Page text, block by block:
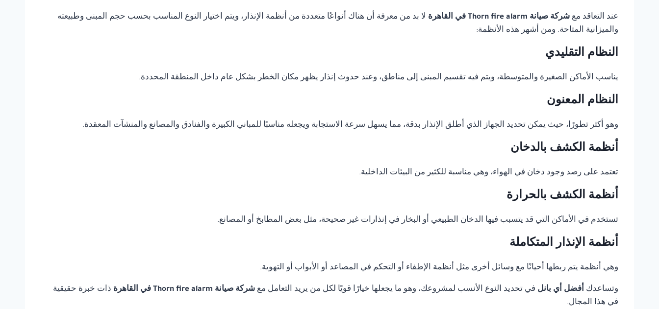
عند التعاقد مع شركة صيانة Thorn fire alarm في القاهرة
لا بد من معرفة أن هناك أنواعًا متعددة من أنظمة الإنذار، ويتم اختيار النوع المناسب بحسب حجم المبنى وطبيعته
والميزانية المتاحة. ومن أشهر هذه الأنظمة:
النظام التقليدي
يناسب الأماكن الصغيرة والمتوسطة، ويتم فيه تقسيم المبنى إلى مناطق، وعند حدوث إنذار يظهر مكان الخطر بشكل عام داخل المنطقة المحددة.
النظام المعنون
وهو أكثر تطورًا، حيث يمكن تحديد الجهاز الذي أطلق الإنذار بدقة، مما يسهل سرعة الاستجابة ويجعله مناسبًا للمباني الكبيرة والفنادق والمصانع والمنشآت المعقدة.
أنظمة الكشف بالدخان
تعتمد على رصد وجود دخان في الهواء، وهي مناسبة للكثير من البيئات الداخلية.
أنظمة الكشف بالحرارة
تستخدم في الأماكن التي قد يتسبب فيها الدخان الطبيعي أو البخار في إنذارات غير صحيحة، مثل بعض المطابخ أو المصانع.
أنظمة الإنذار المتكاملة
وهي أنظمة يتم ربطها أحيانًا مع وسائل أخرى مثل أنظمة الإطفاء أو التحكم في المصاعد أو الأبواب أو التهوية.
وتساعدك أفضل أي بانل في تحديد النوع الأنسب لمشروعك، وهو ما يجعلها خيارًا قويًا لكل من يريد التعامل مع شركة صيانة Thorn fire alarm في القاهرة
ذات خبرة حقيقية
في هذا المجال.